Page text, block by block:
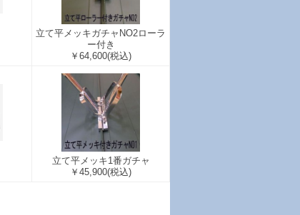
立て平メッキガチャNO2ローラ
ー付き
￥64,600(税込)
立て平メッキ1番ガチャ
￥45,900(税込)